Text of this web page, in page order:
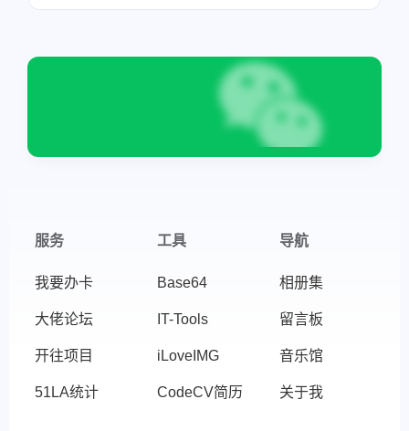
服务
我要办卡
大佬论坛
开往项目
51LA统计
工具
Base64
IT-Tools
iLoveIMG
CodeCV简历
导航
相册集
留言板
音乐馆
关于我